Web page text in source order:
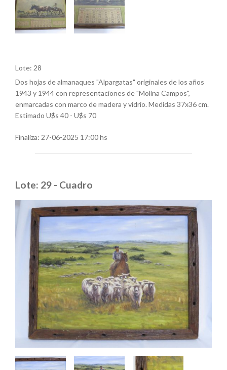
Lote: 28
Dos hojas de almanaques "Alpargatas" originales de los años
1943 y 1944 con representaciones de "Molina Campos",
enmarcadas con marco de madera y vidrio. Medidas 37x36 cm.
Estimado U$s 40 - U$s 70
Finaliza: 27-06-2025 17:00 hs
Lote: 29 - Cuadro